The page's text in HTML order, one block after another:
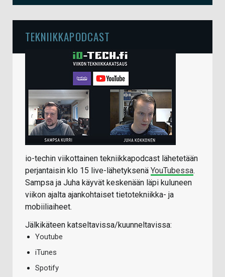
TEKNIIKKAPODCAST
io-techin viikottainen tekniikkapodcast lähetetään
perjantaisin klo 15 live-lähetyksenä YouTubessa.
Sampsa ja Juha käyvät keskenään läpi kuluneen
viikon ajalta ajankohtaiset tietotekniikka- ja
mobiiliaiheet.
Jälkikäteen katseltavissa/kuunneltavissa:
Youtube
iTunes
Spotify